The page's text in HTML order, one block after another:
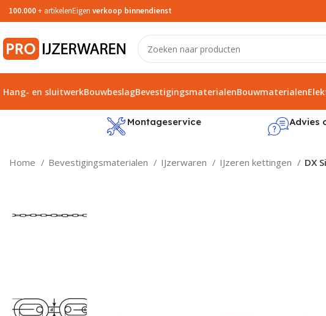
100.000+ artikelenEigen verkoop binnendienst
Hang- en sluitwerkBouwbeslagBevestigingsmaterialenBouwmaterialen
Montageservice Advies
Home Bevestigingsmaterialen IJzerwaren IJzeren kettingen DX